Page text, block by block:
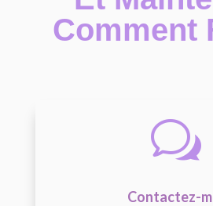
Comment
w
Contactez-